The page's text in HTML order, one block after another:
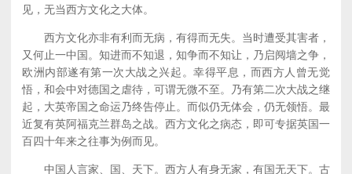
见，无当西方文化之大体。
西方文化亦非有利而无病，有得而无失。当时遭受其害者，
又何止一中国。知进而不知退，知争而不知让，乃启阋墙之争，
欧洲内部遂有第一次大战之兴起。幸得平息，而西方人曾无觉
悟，和会中对德国之虐待，可谓无微不至。乃有第二次大战之继
起，大英帝国之命运乃终告停止。而似仍无体会，仍无领悟。最
近复有英阿福克兰群岛之战。西方文化之病态，即可专据英国一
百四十年来之往事为例而见。
中国人言家、国、天下。西方人有身无家，有国无天下。古